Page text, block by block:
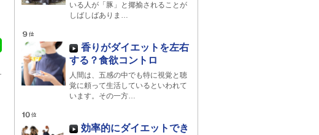
いる人が「豚」と揶揄されることが
しばしばありま…
香りがダイエットを左右
する？食欲コントロ
人間は、五感の中でも特に視覚と聴
覚に頼って生活しているといわれて
います。その一方…
効率的にダイエットでき